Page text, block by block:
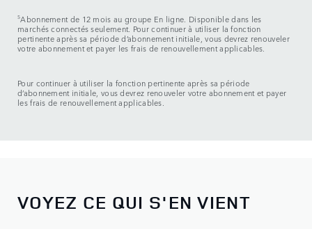
5Abonnement de 12 mois au groupe En ligne. Disponible dans les
marchés connectés seulement. Pour continuer à utiliser la fonction
pertinente après sa période d’abonnement initiale, vous devrez renouveler
votre abonnement et payer les frais de renouvellement applicables.
Pour continuer à utiliser la fonction pertinente après sa période
d’abonnement initiale, vous devrez renouveler votre abonnement et payer
les frais de renouvellement applicables.
VOYEZ CE QUI S'EN VIENT